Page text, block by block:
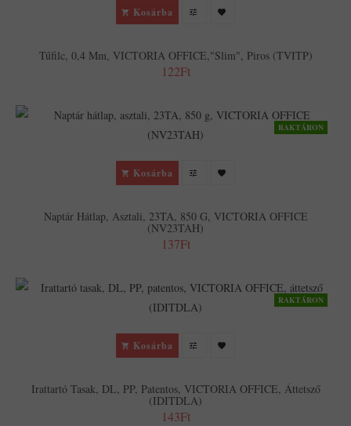
Kosárba
Tűfilc, 0,4 Mm, VICTORIA OFFICE,"Slim", Piros (TVITP)
122Ft
RAKTÁRON
Kosárba
Naptár Hátlap, Asztali, 23TA, 850 G, VICTORIA OFFICE
(NV23TAH)
137Ft
RAKTÁRON
Kosárba
Irattartó Tasak, DL, PP, Patentos, VICTORIA OFFICE, Áttetsző
(IDITDLA)
143Ft